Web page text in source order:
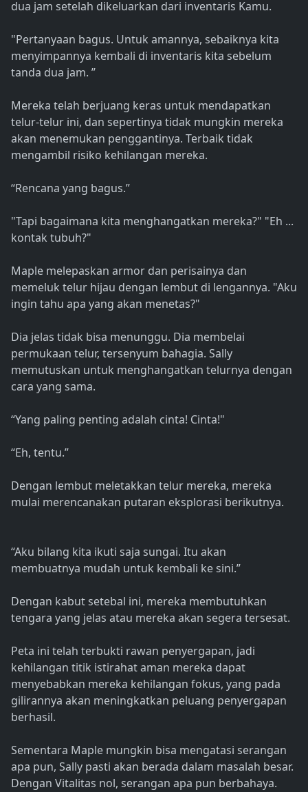
dua jam setelah dikeluarkan dari inventaris Kamu.
"Pertanyaan bagus. Untuk amannya, sebaiknya kita
menyimpannya kembali di inventaris kita sebelum
tanda dua jam. ”
Mereka telah berjuang keras untuk mendapatkan
telur-telur ini, dan sepertinya tidak mungkin mereka
akan menemukan penggantinya. Terbaik tidak
mengambil risiko kehilangan mereka.
“Rencana yang bagus.”
"Tapi bagaimana kita menghangatkan mereka?" "Eh ...
kontak tubuh?"
Maple melepaskan armor dan perisainya dan
memeluk telur hijau dengan lembut di lengannya. "Aku
ingin tahu apa yang akan menetas?"
Dia jelas tidak bisa menunggu. Dia membelai
permukaan telur, tersenyum bahagia. Sally
memutuskan untuk menghangatkan telurnya dengan
cara yang sama.
“Yang paling penting adalah cinta! Cinta!"
“Eh, tentu.”
Dengan lembut meletakkan telur mereka, mereka
mulai merencanakan putaran eksplorasi berikutnya.
“Aku bilang kita ikuti saja sungai. Itu akan
membuatnya mudah untuk kembali ke sini.”
Dengan kabut setebal ini, mereka membutuhkan
tengara yang jelas atau mereka akan segera tersesat.
Peta ini telah terbukti rawan penyergapan, jadi
kehilangan titik istirahat aman mereka dapat
menyebabkan mereka kehilangan fokus, yang pada
gilirannya akan meningkatkan peluang penyergapan
berhasil.
Sementara Maple mungkin bisa mengatasi serangan
apa pun, Sally pasti akan berada dalam masalah besar.
Dengan Vitalitas nol, serangan apa pun berbahaya.